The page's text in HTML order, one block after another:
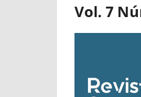
Vol. 7